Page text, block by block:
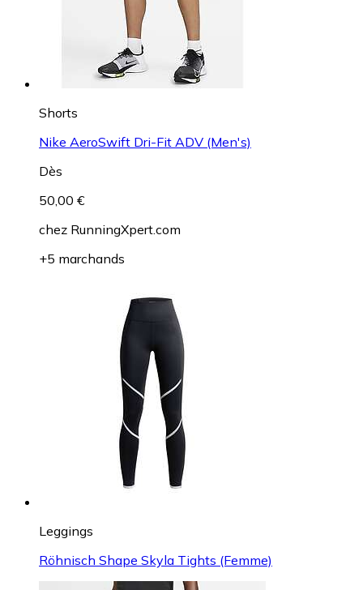
Shorts
Nike AeroSwift Dri-Fit ADV (Men's)
Dès
50,00 €
chez RunningXpert.com
+5 marchands
Leggings
Röhnisch Shape Skyla Tights (Femme)